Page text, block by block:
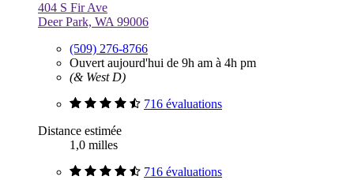
404 S Fir Ave
Deer Park, WA 99006
(509) 276-8766
Ouvert aujourd'hui de 9h am à 4h pm
(& West D)
716 évaluations
Distance estimée
1,0 milles
716 évaluations